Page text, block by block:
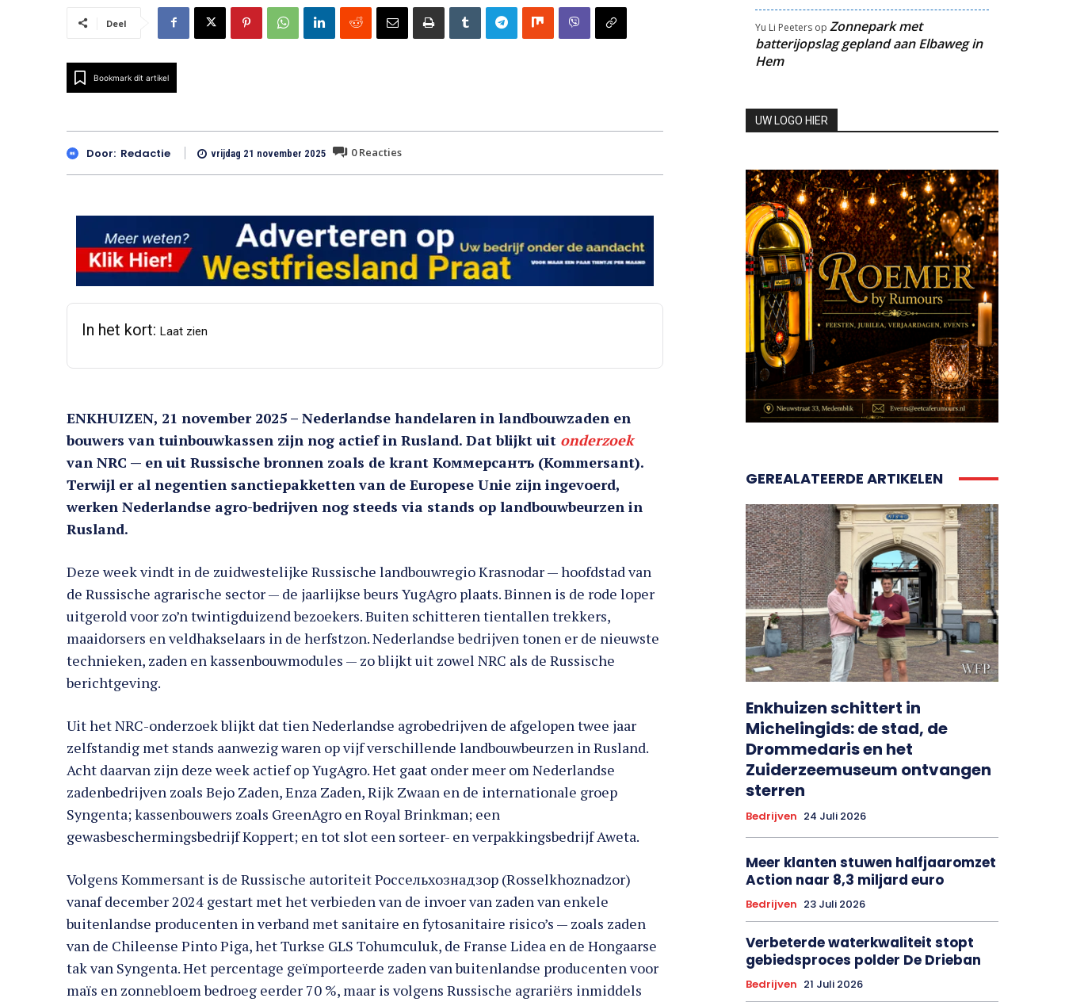
Deel
Bookmark dit artikel
Door: Redactie vrijdag 21 november 2025 0Reacties
In het kort: Laat zien
ENKHUIZEN, 21 november 2025 – Nederlandse handelaren in landbouwzaden en
bouwers van tuinbouwkassen zijn nog actief in Rusland. Dat blijkt uit onderzoek
van NRC — en uit Russische bronnen zoals de krant Коммерсантъ (Kommersant).
Terwijl er al negentien sanctiepakketten van de Europese Unie zijn ingevoerd,
werken Nederlandse agro-bedrijven nog steeds via stands op landbouwbeurzen in
Rusland.
Deze week vindt in de zuidwestelijke Russische landbouwregio Krasnodar — hoofdstad van
de Russische agrarische sector — de jaarlijkse beurs YugAgro plaats. Binnen is de rode loper
uitgerold voor zo’n twintigduizend bezoekers. Buiten schitteren tientallen trekkers,
maaidorsers en veldhakselaars in de herfstzon. Nederlandse bedrijven tonen er de nieuwste
technieken, zaden en kassenbouwmodules — zo blijkt uit zowel NRC als de Russische
berichtgeving.
Uit het NRC-onderzoek blijkt dat tien Nederlandse agrobedrijven de afgelopen twee jaar
zelfstandig met stands aanwezig waren op vijf verschillende landbouwbeurzen in Rusland.
Acht daarvan zijn deze week actief op YugAgro. Het gaat onder meer om Nederlandse
zadenbedrijven zoals Bejo Zaden, Enza Zaden, Rijk Zwaan en de internationale groep
Syngenta; kassenbouwers zoals GreenAgro en Royal Brinkman; een
gewasbeschermingsbedrijf Koppert; en tot slot een sorteer- en verpakkingsbedrijf Aweta.
Volgens Kommersant is de Russische autoriteit Россельхознадзор (Rosselkhoznadzor)
vanaf december 2024 gestart met het verbieden van de invoer van zaden van enkele
buitenlandse producenten in verband met sanitaire en fytosanitaire risico’s — zoals zaden
van de Chileense Pinto Piga, het Turkse GLS Tohumculuk, de Franse Lidea en de Hongaarse
tak van Syngenta. Het percentage geïmporteerde zaden van buitenlandse producenten voor
maïs en zonnebloem bedroeg eerder 70 %, maar is volgens Russische agrariërs inmiddels
Yu Li Peetersop Zonnepark met
batterijopslag gepland aan Elbaweg in
Hem
UW LOGO HIER
GEREALATEERDE ARTIKELEN
Enkhuizen schittert in
Michelingids: de stad, de
Drommedaris en het
Zuiderzeemuseum ontvangen
sterren
Bedrijven 24 Juli 2026
Meer klanten stuwen halfjaaromzet
Action naar 8,3 miljard euro
Bedrijven 23 Juli 2026
Verbeterde waterkwaliteit stopt
gebiedsproces polder De Drieban
Bedrijven 21 Juli 2026